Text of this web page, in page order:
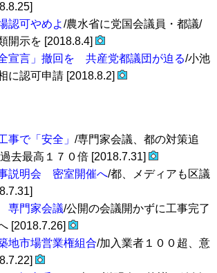
認可やめよ/農水省に党国会議員・都議/
開示を [2018.8.4]
宣言」撤回を 共産党都議団が迫る/小池
に認可申請 [2018.8.2]
事で「安全」 /専門家会議、都の対策追
去最高１７０倍 [2018.7.31]
説明会 密室開催へ/都、メディアも区議
専門家会議/公開の会議開かずに工事完了
[2018.7.26]
地市場営業権組合/加入業者１００超、意